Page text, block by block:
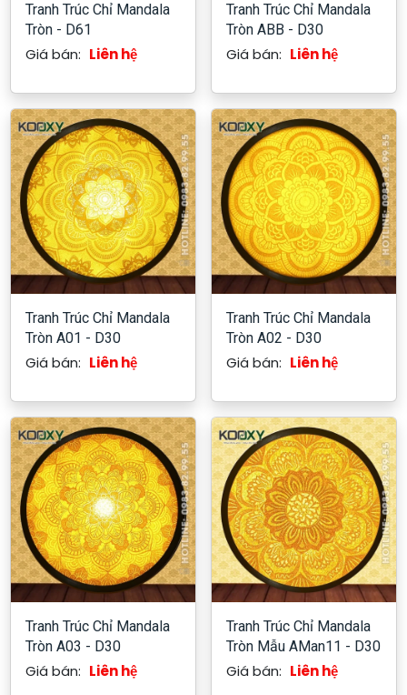
Tranh Trúc Chỉ Mandala
Tròn - D61
Giá bán: Liên hệ
Tranh Trúc Chỉ Mandala
Tròn ABB - D30
Giá bán: Liên hệ
Tranh Trúc Chỉ Mandala
Tròn A01 - D30
Giá bán: Liên hệ
Tranh Trúc Chỉ Mandala
Tròn A02 - D30
Giá bán: Liên hệ
Tranh Trúc Chỉ Mandala
Tròn A03 - D30
Giá bán: Liên hệ
Tranh Trúc Chỉ Mandala
Tròn Mẫu AMan11 - D30
Giá bán: Liên hệ